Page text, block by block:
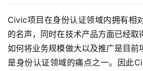
Civic项目在身份认证领域内拥有相
的名声，同时在技术产品方面已经取
如何将业务规模做大以及推广是目前
是身份认证领域的痛点之一。因此